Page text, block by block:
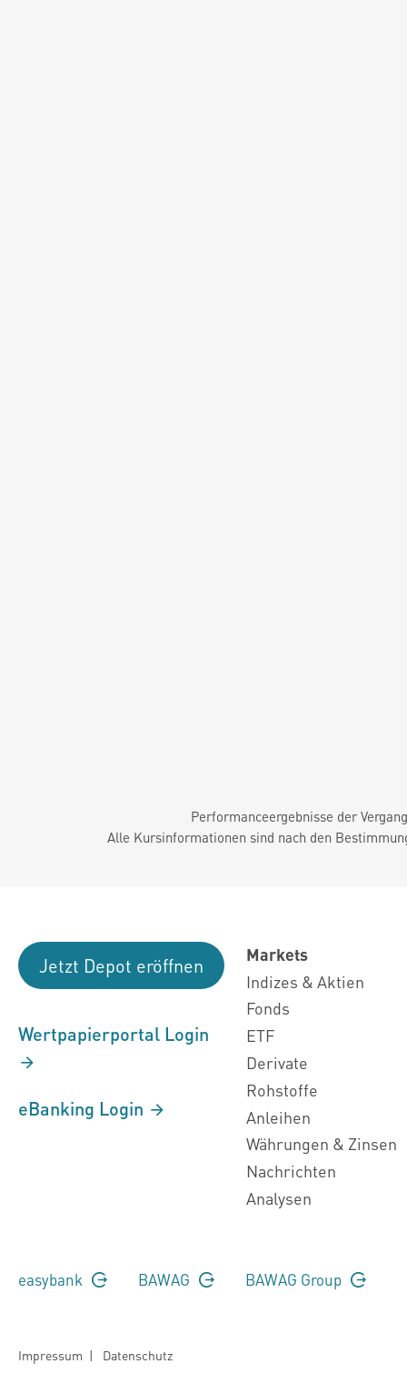
Performanceergebnisse der
Alle Kursinformationen sind nach den
Jetzt Depot eröffnen
Wertpapierportal Login
eBanking Login
Markets
Indizes & Aktien
Fonds
ETF
Derivate
Rohstoffe
Anleihen
Währungen & Zinsen
Nachrichten
Analysen
easybank BAWAG BAWAG Group
Impressum | Datenschutz